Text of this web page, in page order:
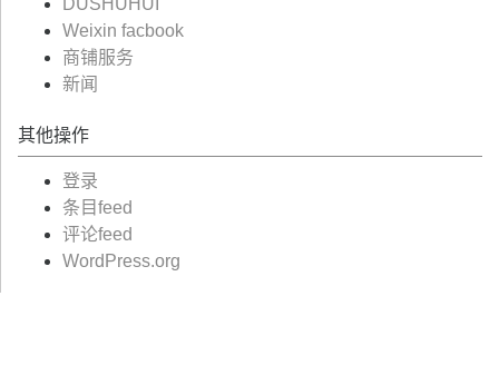
DUSHUHUI
Weixin facbook
商铺服务
新闻
其他操作
登录
条目feed
评论feed
WordPress.org